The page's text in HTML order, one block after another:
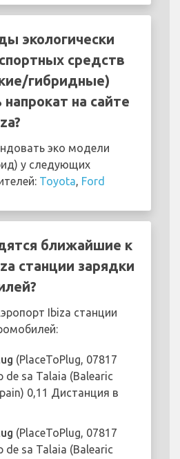
экологически
средств
гибридные)
на сайте
эко модели
у следующих
Toyota, Ford
ближайшие к
станции зарядки
Ibiza станции
(PlaceToPlug, 07817
de sa Talaia (Balearic
0,11 Дистанция в
(PlaceToPlug, 07817
de sa Talaia (Balearic